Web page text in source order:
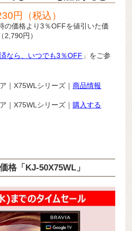
円（税込）
の価格より3％OFFを値引いた価
2,790円）
なら、いつでも3％OFF 」をご参
｜X75WLシリーズ｜商品情報
｜X75WLシリーズ｜ 購入する
格「KJ-50X75WL」